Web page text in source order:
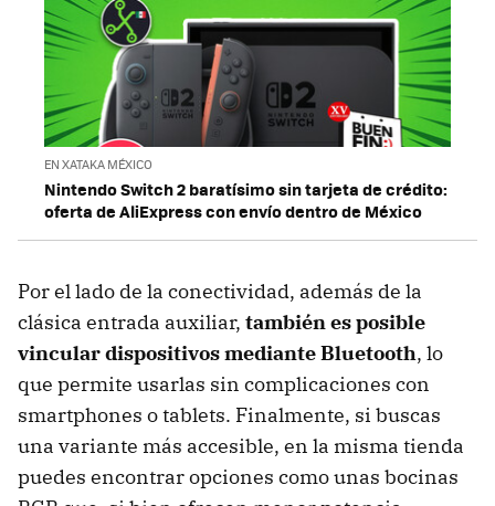
EN XATAKA MÉXICO
Nintendo Switch 2 baratísimo sin tarjeta de crédito:
oferta de AliExpress con envío dentro de México
Por el lado de la conectividad, además de la
clásica entrada auxiliar, también es posible
vincular dispositivos mediante Bluetooth, lo
que permite usarlas sin complicaciones con
smartphones o tablets. Finalmente, si buscas
una variante más accesible, en la misma tienda
puedes encontrar opciones como unas bocinas